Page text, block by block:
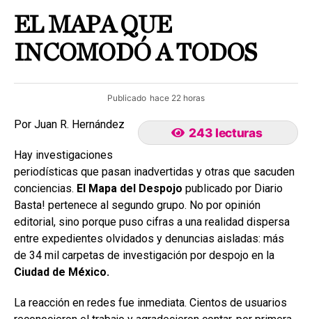
EL MAPA QUE
INCOMODÓ A TODOS
Publicado hace 22 horas
243 lecturas
Por Juan R. Hernández
Hay investigaciones
periodísticas que pasan inadvertidas y otras que sacuden
conciencias. El Mapa del Despojo publicado por Diario
Basta! pertenece al segundo grupo. No por opinión
editorial, sino porque puso cifras a una realidad dispersa
entre expedientes olvidados y denuncias aisladas: más
de 34 mil carpetas de investigación por despojo en la
Ciudad de México.
La reacción en redes fue inmediata. Cientos de usuarios